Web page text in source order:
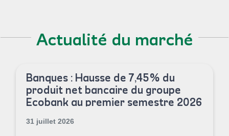
Actualité du marché
Banques : Hausse de 7,45% du
produit net bancaire du groupe
Ecobank au premier semestre 2026
31 juillet 2026